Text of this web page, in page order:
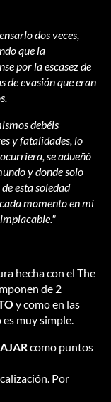
dos veces,
que la
por la escasez de
de evasión que eran
debéis
y fatalidades, lo
se adueñó
y donde solo
esta soledad
momento en mi
hecha con el The
de 2
y como en las
muy simple.
como puntos
Por